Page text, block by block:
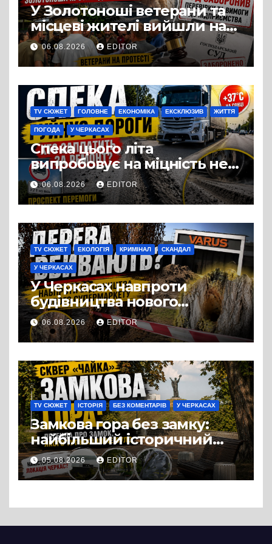
У Золотоноші ветерани та
місцеві жителі вийшли на
протест до стін
підприємства ТОВ «Омега
Три», що займається
виробництвом м’яса птиці
06.08.2026 EDITOR
TV СЮЖЕТ ГОЛОВНЕ ЕКОНОМІКА ЕКСКЛЮЗИВ ЖИТТЯ
ПОГОДА У ЧЕРКАСАХ
Спека цього літа
випробовує на міцність не
лише людей, а й дороги
Черкас
06.08.2026 EDITOR
TV СЮЖЕТ ЕКОЛОГІЯ КРИМІНАЛ СКАНДАЛ
У ЧЕРКАСАХ
У Черкасах навпроти
будівництва нового
супермаркету VARUS на
проспекті Перемоги всохли
дерева. І це навряд чи
можна назвати
випадковістю
06.08.2026 EDITOR
TV СЮЖЕТ ІСТОРІЯ БЕЗ КОМЕНТАРІВ У ЧЕРКАСАХ
Замкова гора без замку:
найбільший історичний
міф Черкас
05.08.2026 EDITOR